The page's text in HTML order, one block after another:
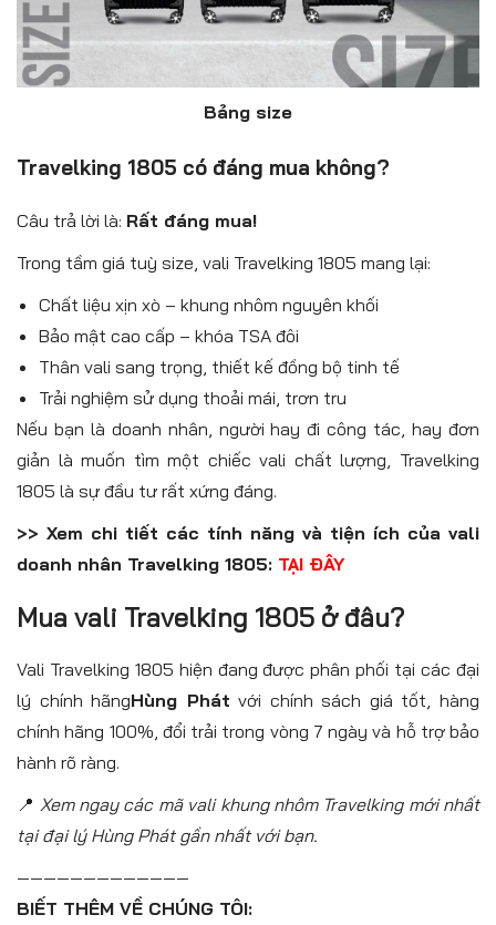
Bảng size
Travelking 1805 có đáng mua không?
Câu trả lời là: Rất đáng mua!
Trong tầm giá tuỳ size, vali Travelking 1805 mang lại:
Chất liệu xịn xò – khung nhôm nguyên khối
Bảo mật cao cấp – khóa TSA đôi
Thân vali sang trọng, thiết kế đồng bộ tinh tế
Trải nghiệm sử dụng thoải mái, trơn tru
Nếu bạn là doanh nhân, người hay đi công tác, hay đơn
giản là muốn tìm một chiếc vali chất lượng, Travelking
1805 là sự đầu tư rất xứng đáng.
>> Xem chi tiết các tính năng và tiện ích của vali
doanh nhân Travelking 1805: TẠI ĐÂY
Mua vali Travelking 1805 ở đâu?
Vali Travelking 1805 hiện đang được phân phối tại các đại
lý chính hãngHùng Phát với chính sách giá tốt, hàng
chính hãng 100%, đổi trải trong vòng 7 ngày và hỗ trợ bảo
hành rõ ràng.
📍 Xem ngay các mã vali khung nhôm Travelking mới nhất
tại đại lý Hùng Phát gần nhất với bạn.
—————————————
BIẾT THÊM VỀ CHÚNG TÔI: